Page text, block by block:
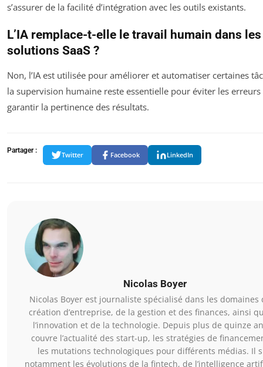
s’assurer de la facilité d’intégration avec les outils existants.
L’IA remplace-t-elle le travail humain dans les
solutions SaaS ?
Non, l’IA est utilisée pour améliorer et automatiser certaines
la supervision humaine reste essentielle pour éviter les erreurs
garantir la pertinence des résultats.
Partager :
Twitter Facebook LinkedIn
Nicolas Boyer
Nicolas Boyer est journaliste spécialisé dans les domaines
création d’entreprise, de la gestion et des finances, ainsi
l’innovation et de la technologie. Depuis plus de quinze
couvre l’actualité des start-up, les stratégies de
les mutations technologiques pour différents médias. Il
notamment les évolutions de la fintech, de l’intelligence